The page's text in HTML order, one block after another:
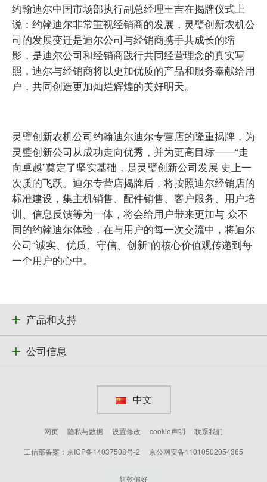
约翰迪尔中国市场部执行副总经理王吉在揭牌仪式上
说：约翰迪尔非常重视经销商的发展，灵璧创新农机公
司的发展变迁是迪尔公司与经销商携手共成长的缩
影，是迪尔公司和经销商践行共同经营理念的真实写
照，迪尔与经销商将以更加优质的产品和服务奉献给用
户，共同创造更加灿烂辉煌的美好明天。
灵璧创新农机公司约翰迪尔迪尔专营店的隆重揭牌，为
灵璧创新公司从成功走向优秀，并为更高目标——“走
向卓越”奠定了坚实基础，是灵璧创新公司发展 史上一
次质的飞跃。迪尔专营店揭牌后，将按照迪尔经销店的
标准建设，集主机销售、配件销售、客户服务、用户培
训、信息反馈等为一体，将会给用户带来更加与 众不
同的约翰迪尔体验，在与用户的每一次交流中，将迪尔
公司“诚实、优质、守信、创新”的核心价值观传递到每
一个用户的心中。
产品和支持
公司信息
中文
网页 隐私与数据 设置修改 cookie声明
联系我们
工信部备案：京ICP备14037508号-2
京公网安备11010502054365
餅乾偏好